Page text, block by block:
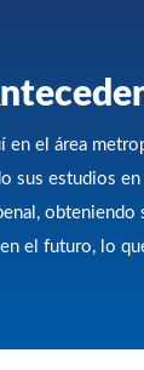
en el área
sus estudios
obteniendo
el futuro, lo